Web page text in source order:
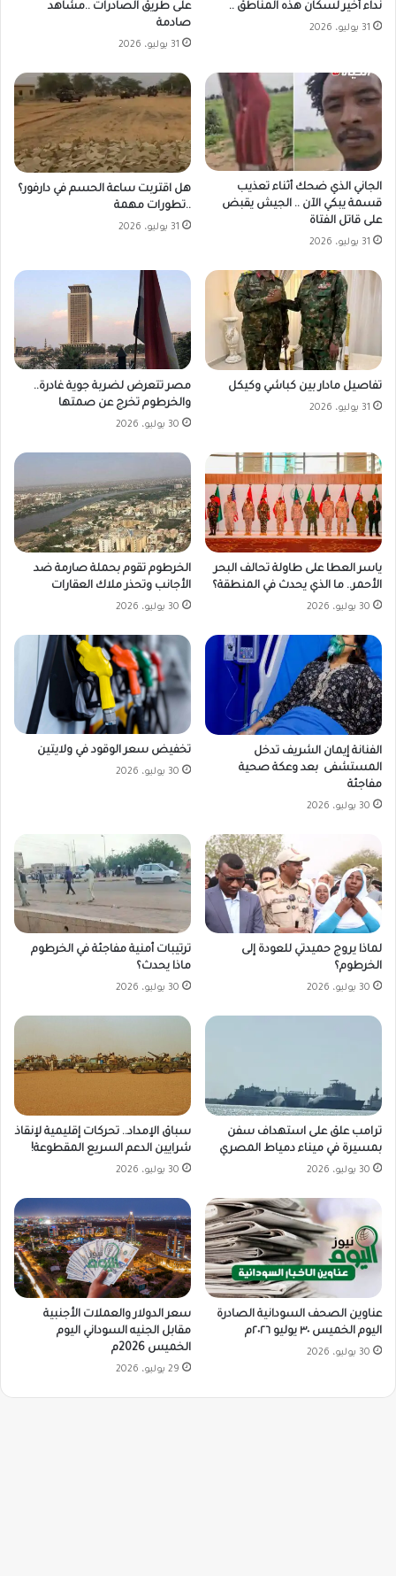
نداء أخير لسكان هذه المناطق ..
31 يوليو، 2026
على طريق الصادرات ..مشاهد
صادمة
31 يوليو، 2026
الجاني الذي ضحك أثناء تعذيب
قسمة يبكي الآن .. الجيش يقبض
على قاتل الفتاة
31 يوليو، 2026
هل اقتربت ساعة الحسم في دارفور؟
..تطورات مهمة
31 يوليو، 2026
تفاصيل مادار بين كباشي وكيكل
31 يوليو، 2026
مصر تتعرض لضربة جوية غادرة..
والخرطوم تخرج عن صمتها
30 يوليو، 2026
ياسر العطا على طاولة تحالف البحر
الأحمر.. ما الذي يحدث في المنطقة؟
30 يوليو، 2026
الخرطوم تقوم بحملة صارمة ضد
الأجانب وتحذر ملاك العقارات
30 يوليو، 2026
الفنانة إيمان الشريف تدخل
المستشفى بعد وعكة صحية
مفاجئة
30 يوليو، 2026
تخفيض سعر الوقود في ولايتين
30 يوليو، 2026
لماذا يروج حميدتي للعودة إلى
الخرطوم؟
30 يوليو، 2026
ترتيبات أمنية مفاجئة في الخرطوم
ماذا يحدث؟
30 يوليو، 2026
ترامب علق على استهداف سفن
بمسيرة في ميناء دمياط المصري
30 يوليو، 2026
سباق الإمداد.. تحركات إقليمية لإنقاذ
شرايين الدعم السريع المقطوعة!
30 يوليو، 2026
عناوين الصحف السودانية الصادرة
اليوم الخميس ٣٠ يوليو ٢٠٢٦م
30 يوليو، 2026
سعر الدولار والعملات الأجنبية
مقابل الجنيه السوداني اليوم
الخميس 2026م
29 يوليو، 2026